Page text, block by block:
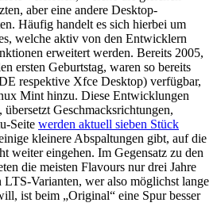
aber eine andere Desktop-
Häufig handelt es sich hierbei um
welche aktiv von den Entwicklern
erweitert werden. Bereits 2005,
ersten Geburtstag, waren so bereits
respektive Xfce Desktop) verfügbar,
Mint hinzu. Diese Entwicklungen
Geschmacksrichtungen,
Seite werden aktuell sieben Stück
kleinere Abspaltungen gibt, auf die
weiter eingehen. Im Gegensatz zu den
die meisten Flavours nur drei Jahre
Varianten, wer also möglichst lange
ist beim „Original“ eine Spur besser